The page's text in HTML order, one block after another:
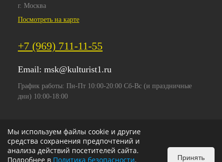
г. Москва
Посмотреть на карте
+7 (969) 711-11-55
Email: msk@kulturist1.ru
График работы: Пн-Пт 10:00-20:00 Сб-Вс (и праздничные
дни) 10:00-18:00
Мы используем файлы cookie и другие
средства сохранения предпочтений и
анализа действий посетителей сайта.
Подробнее в Политика безопасности. Принять